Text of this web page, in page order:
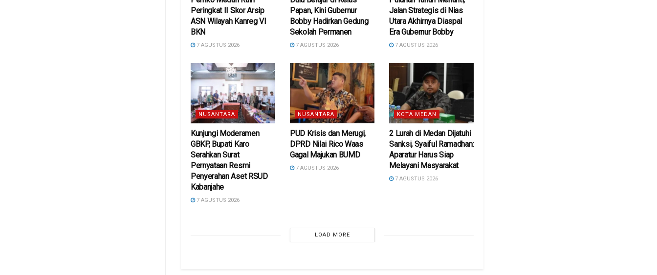
Peringkat II Skor Arsip
ASN Wilayah Kanreg VI
BKN
7 AGUSTUS 2026
Papan, Kini Gubernur
Bobby Hadirkan Gedung
Sekolah Permanen
7 AGUSTUS 2026
Jalan Strategis di Nias
Utara Akhirnya Diaspal
Era Gubernur Bobby
7 AGUSTUS 2026
NUSANTARA
Kunjungi Moderamen
GBKP, Bupati Karo
Serahkan Surat
Pernyataan Resmi
Penyerahan Aset RSUD
Kabanjahe
7 AGUSTUS 2026
NUSANTARA
PUD Krisis dan Merugi,
DPRD Nilai Rico Waas
Gagal Majukan BUMD
7 AGUSTUS 2026
KOTA MEDAN
2 Lurah di Medan Dijatuhi
Sanksi, Syaiful Ramadhan:
Aparatur Harus Siap
Melayani Masyarakat
7 AGUSTUS 2026
LOAD MORE